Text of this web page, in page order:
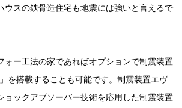
ウスの鉄骨造住宅も地震には強いと言えるで
ォー工法の家であればオプションで制震装置
を搭載することも可能です。制震装置エヴ
ョックアブソーバー技術を応用した制震装置